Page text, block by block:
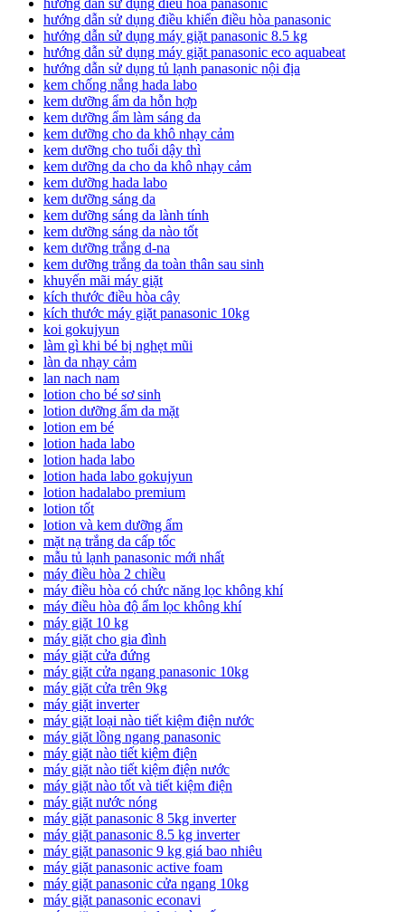
hướng dẫn sử dụng điều khiển điều hòa panasonic
hướng dẫn sử dụng máy giặt panasonic 8.5 kg
hướng dẫn sử dụng máy giặt panasonic eco aquabeat
hướng dẫn sử dụng tủ lạnh panasonic nội địa
kem chống nắng hada labo
kem dưỡng ẩm da hỗn hợp
kem dưỡng ẩm làm sáng da
kem dưỡng cho da khô nhạy cảm
kem dưỡng cho tuổi dậy thì
kem dưỡng da cho da khô nhạy cảm
kem dưỡng hada labo
kem dưỡng sáng da
kem dưỡng sáng da lành tính
kem dưỡng sáng da nào tốt
kem dưỡng trắng d-na
kem dưỡng trắng da toàn thân sau sinh
khuyến mãi máy giặt
kích thước điều hòa cây
kích thước máy giặt panasonic 10kg
koi gokujyun
làm gì khi bé bị nghẹt mũi
làn da nhạy cảm
lan nach nam
lotion cho bé sơ sinh
lotion dưỡng ẩm da mặt
lotion em bé
lotion hada labo
lotion hada labo
lotion hada labo gokujyun
lotion hadalabo premium
lotion tốt
lotion và kem dưỡng ẩm
mặt nạ trắng da cấp tốc
mẫu tủ lạnh panasonic mới nhất
máy điều hòa 2 chiều
máy điều hòa có chức năng lọc không khí
máy điều hòa độ ẩm lọc không khí
máy giặt 10 kg
máy giặt cho gia đình
máy giặt cửa đứng
máy giặt cửa ngang panasonic 10kg
máy giặt cửa trên 9kg
máy giặt inverter
máy giặt loại nào tiết kiệm điện nước
máy giặt lồng ngang panasonic
máy giặt nào tiết kiệm điện
máy giặt nào tiết kiệm điện nước
máy giặt nào tốt và tiết kiệm điện
máy giặt nước nóng
máy giặt panasonic 8 5kg inverter
máy giặt panasonic 8.5 kg inverter
máy giặt panasonic 9 kg giá bao nhiêu
máy giặt panasonic active foam
máy giặt panasonic cửa ngang 10kg
máy giặt panasonic econavi